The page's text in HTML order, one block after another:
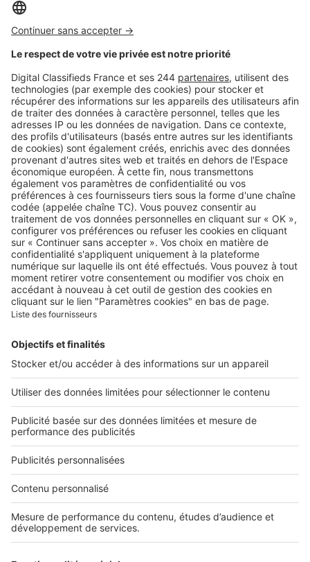
Logic-Immo c’est aussi …
Retrouvez-nous sur …
A propos
Qui sommes-nous ?
Contacter le service client
Nous rejoindre
Presse
Nos applications
Découvrez nos applications
Services pro